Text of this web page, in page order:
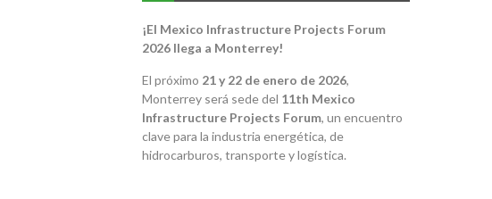
¡El Mexico Infrastructure Projects Forum
2026 llega a Monterrey!
El próximo 21 y 22 de enero de 2026,
Monterrey será sede del 11th Mexico
Infrastructure Projects Forum, un encuentro
clave para la industria energética, de
hidrocarburos, transporte y logística.